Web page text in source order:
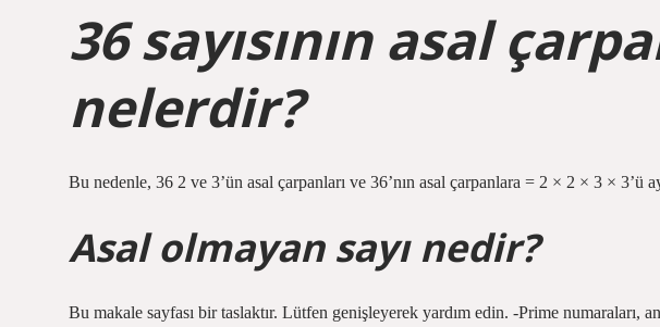
36 sayısının asal
nelerdir?
Bu nedenle, 36 2 ve 3’ün asal çarpanları ve 36’nın asal çarpanlara = 2 × 2 × 3 × 3’ü
Asal olmayan sayı nedir?
Bu makale sayfası bir taslaktır. Lütfen genişleyerek yardım edin. -Prime numaraları,